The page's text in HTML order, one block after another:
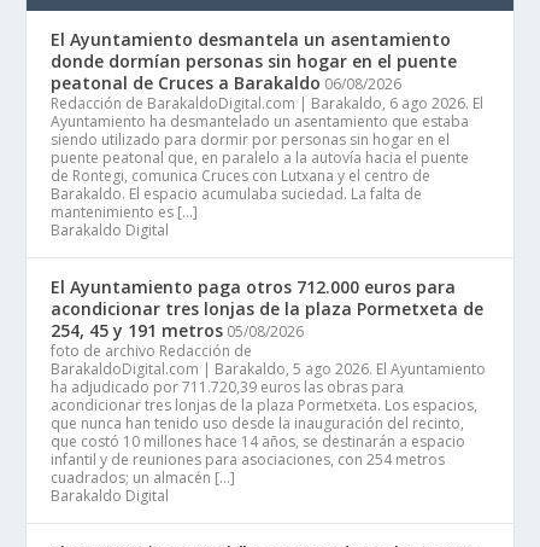
El Ayuntamiento desmantela un asentamiento
donde dormían personas sin hogar en el puente
peatonal de Cruces a Barakaldo 06/08/2026
Redacción de BarakaldoDigital.com | Barakaldo, 6 ago 2026. El
Ayuntamiento ha desmantelado un asentamiento que estaba
siendo utilizado para dormir por personas sin hogar en el
puente peatonal que, en paralelo a la autovía hacia el puente
de Rontegi, comunica Cruces con Lutxana y el centro de
Barakaldo. El espacio acumulaba suciedad. La falta de
mantenimiento es […]
Barakaldo Digital
El Ayuntamiento paga otros 712.000 euros para
acondicionar tres lonjas de la plaza Pormetxeta de
254, 45 y 191 metros 05/08/2026
foto de archivo Redacción de
BarakaldoDigital.com | Barakaldo, 5 ago 2026. El Ayuntamiento
ha adjudicado por 711.720,39 euros las obras para
acondicionar tres lonjas de la plaza Pormetxeta. Los espacios,
que nunca han tenido uso desde la inauguración del recinto,
que costó 10 millones hace 14 años, se destinarán a espacio
infantil y de reuniones para asociaciones, con 254 metros
cuadrados; un almacén […]
Barakaldo Digital